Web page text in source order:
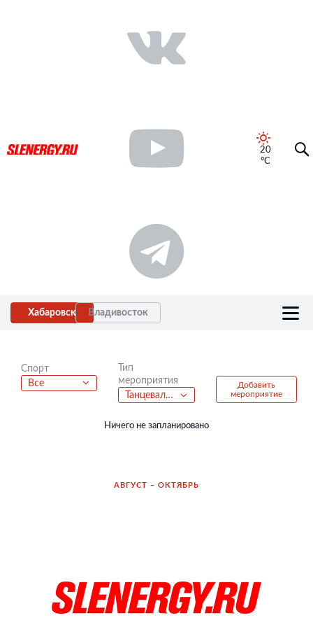
20
°C
Хабаровск Владивосток
Спорт
Все
Тип
мероприятия
Танцевальные батлы
Добавить
мероприятие
Ничего не запланировано
АВГУСТ – ОКТЯБРЬ